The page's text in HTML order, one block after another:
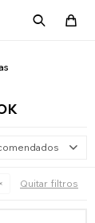
Quitar filtros